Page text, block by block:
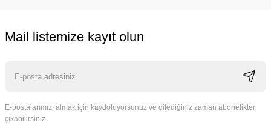
Cerrahi bone teknisyen desenli kadın erkek
99,00 TL
Mail listemize kayıt olun
E-postalarımızı almak için kaydoluyorsunuz ve dilediğiniz zaman abonelikten
çıkabilirsiniz.